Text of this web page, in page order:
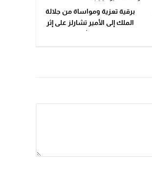
برقية تعزية ومواساة من جلالة
الملك إلى الأمير تشارلز على إثر
وفاة والده الأمير فيليب